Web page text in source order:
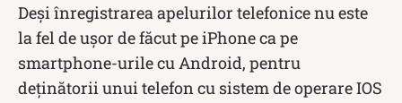
Deși înregistrarea apelurilor telefonice nu este
la fel de ușor de făcut pe iPhone ca pe
smartphone-urile cu Android, pentru
deținătorii unui telefon cu sistem de operare IOS